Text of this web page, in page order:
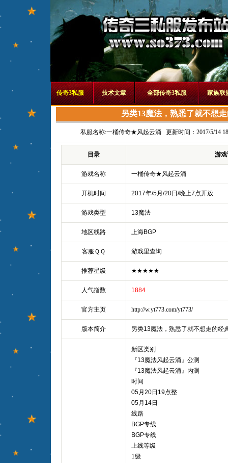
传奇3私服 技术文章 全部传奇3私服 家族联
另类13魔法，熟悉了就不想
私服名称:一桶传奇★风起云涌更新时间：2017/5/14
目录 游
游戏名称 一桶传奇★风起云涌
开机时间 2017年/5月/20日/晚上7点开放
游戏类型 13魔法
地区线路 上海BGP
客服ＱＱ 游戏里查询
推荐星级 ★★★★★
人气指数 1884
官方主页 http://w.yt773.com/yt773/
版本简介 另类13魔法，熟悉了就不想走的经
新区类别
『13魔法风起云涌』公测
『13魔法风起云涌』内测
时间
05月20日19点整
05月14日
线路
BGP专线
BGP专线
上线等级
1级